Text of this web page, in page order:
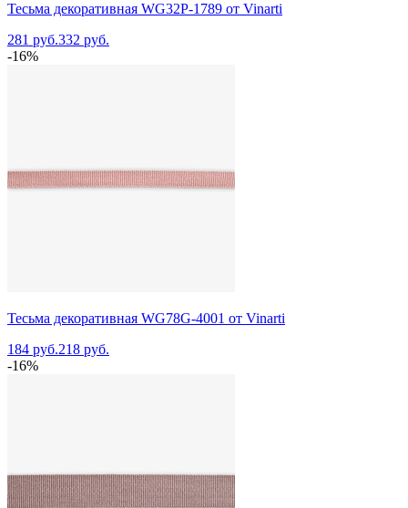
Тесьма декоративная WG32P-1789 от Vinarti
281 руб.332 руб.
-16%
Тесьма декоративная WG78G-4001 от Vinarti
184 руб.218 руб.
-16%